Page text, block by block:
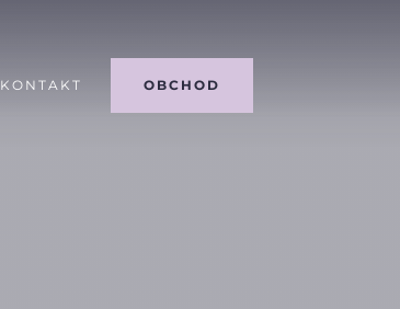
KONTAKT OBCHOD